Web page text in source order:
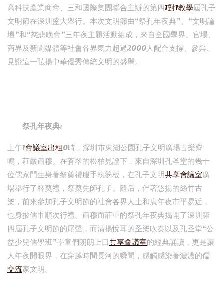
高科技產業商會、三和國際集團聯合主辦的第四1對1教學屆孔子
文明節在深圳盛大舉行。本次文明節由“祭孔年夜典”、“文明論
壇”和“慈悲晚會”三年夜主題活動組成，來自全國學界、官場、
商界及新聞媒體等社會各界氣力超過2000人配合支撐、參與、
見證這一弘揚中華優秀傳統文明的盛舉。
祭孔年夜典:
上午1會議室出租0時，深圳市東湖公園孔子文明廣場古樂齊
鳴，莊嚴肅穆。在蒼翠的松柏見證下，來自深圳孔圣堂的幾十
位儒家門生身著祭奠禮服手執笏板，在孔子文明共享會議室廣
場舉行了釋奠禮，祭奠先師孔子。隨后，伴著悠揚的絲竹古
樂，前來參加孔子文明節的社會各界人士和廣年夜市平易近，
也身披儒巾順次行禮。肅穆而莊重的祭孔年夜典揭開了深圳第
四屆孔子文明節的尾聲，而清揚悅耳的圣樂吹奏以及孔圣堂“公
益少兒儒學班”學童們朗朗上口共享會議室的經典誦讀，更是讓
人年夜開眼界，在穿越時間長河的瞬間，感觸感染著濃濃的儒
交流家文明。